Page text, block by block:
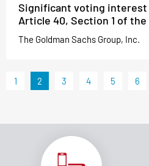
Significant voting interest
Article 40, Section 1 of the
The Goldman Sachs Group, Inc.
1 2 3 4 5 6